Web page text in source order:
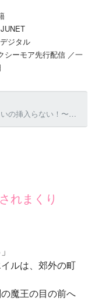
ジタル
シーモア先行配信 ／一
入らない！〜 第8話
れまくり
ルは、郊外の町
魔王の目の前へ